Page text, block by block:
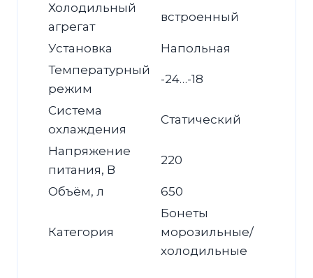
Холодильный
агрегат
встроенный
Установка
Напольная
Температурный
режим
-24…-18
Система
охлаждения
Статический
Напряжение
питания, В
220
Объём, л 650
Категория
Бонеты
морозильные/
холодильные